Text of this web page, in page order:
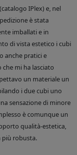
IPlex) e, nel
è stata
imballati e in
di vista estetico i cubi
anche pratici e
mi ha lasciato
un materiale un
i due cubi uno
sensazione di minore
è comunque un
qualità-estetica,
più robusta.